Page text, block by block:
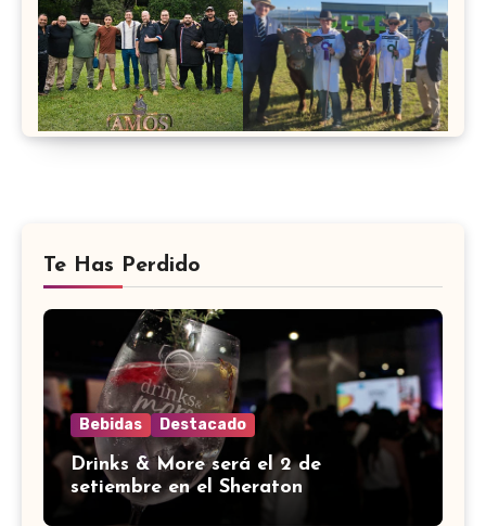
Te Has Perdido
Bebidas Destacado
Drinks & More será el 2 de
setiembre en el Sheraton